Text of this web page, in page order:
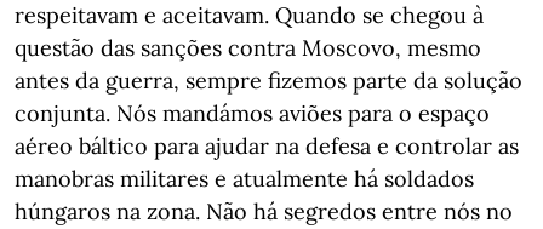
respeitavam e aceitavam. Quando se chegou à
questão das sanções contra Moscovo, mesmo
antes da guerra, sempre fizemos parte da solução
conjunta. Nós mandámos aviões para o espaço
aéreo báltico para ajudar na defesa e controlar as
manobras militares e atualmente há soldados
húngaros na zona. Não há segredos entre nós no